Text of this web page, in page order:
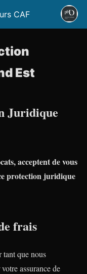
CAF
Est
Juridique
acceptent de vous
protection juridique
frais
tant que nous
assurance de